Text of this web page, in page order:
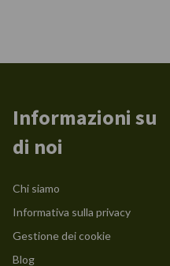
Informazioni su
di noi
Chi siamo
Informativa sulla privacy
Gestione dei cookie
Blog